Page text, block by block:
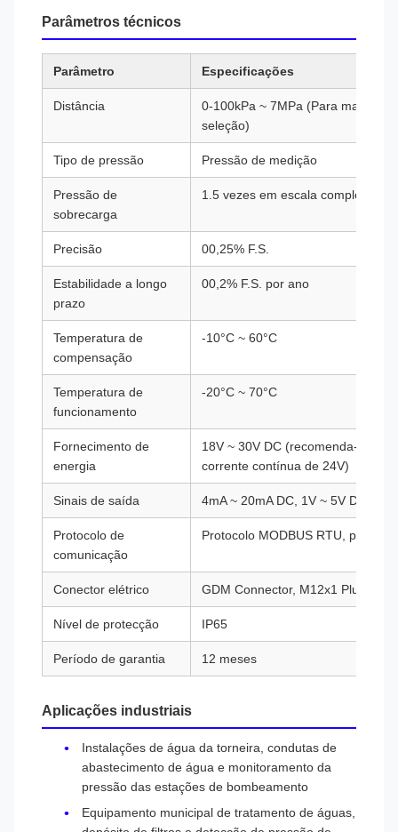
Parâmetros técnicos
Parâmetro Especificações
Distância
0-100kPa ~ 7MPa (Para mais
seleção)
Tipo de pressão Pressão de medição
Pressão de
sobrecarga
1.5 vezes em escala completa
Precisão 00,25% F.S.
Estabilidade a longo
prazo
00,2% F.S. por ano
Temperatura de
compensação
-10°C ~ 60°C
Temperatura de
funcionamento
-20°C ~ 70°C
Fornecimento de
energia
18V ~ 30V DC (recomenda-se
corrente contínua de 24V)
Sinais de saída 4mA ~ 20mA DC, 1V ~ 5V DC
Protocolo de
comunicação
Protocolo MODBUS RTU,
Conector elétrico GDM Connector, M12x1 Plug de
Nível de protecção IP65
Período de garantia 12 meses
Aplicações industriais
Instalações de água da torneira, condutas de
abastecimento de água e monitoramento da
pressão das estações de bombeamento
Equipamento municipal de tratamento de águas,